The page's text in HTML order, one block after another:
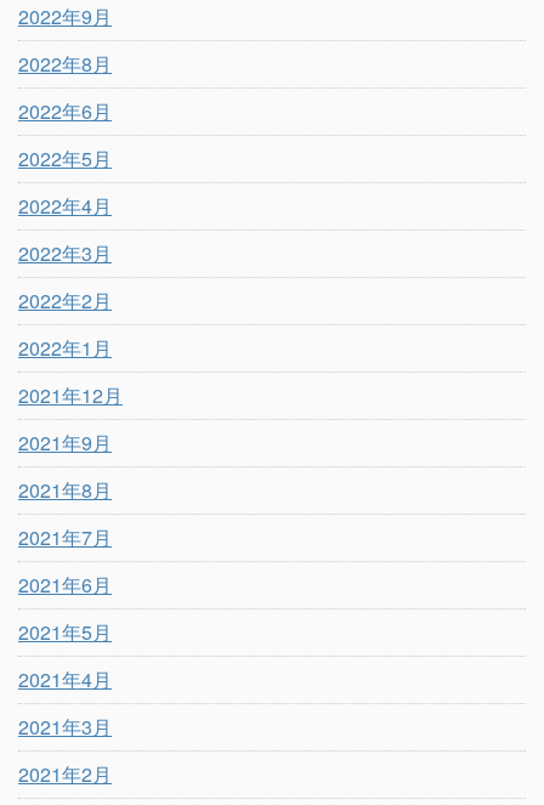
2022年9月
2022年8月
2022年6月
2022年5月
2022年4月
2022年3月
2022年2月
2022年1月
2021年12月
2021年9月
2021年8月
2021年7月
2021年6月
2021年5月
2021年4月
2021年3月
2021年2月